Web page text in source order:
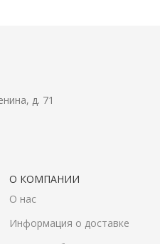
д. 71
О КОМПАНИИ
О нас
Информация о доставке